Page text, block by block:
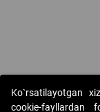
Ko`rsatilayotgan
cookie-fayllardan